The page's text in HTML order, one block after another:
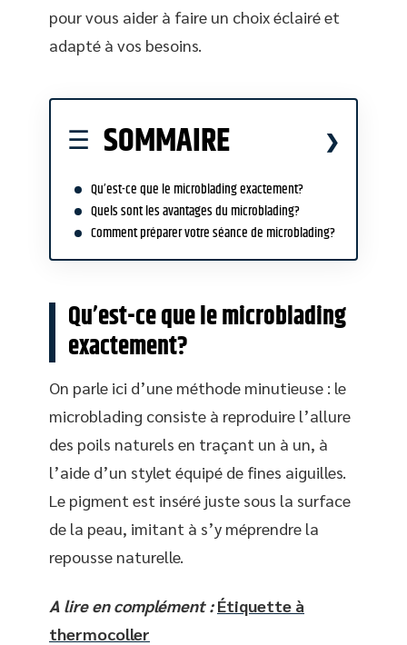
pour vous aider à faire un choix éclairé et
adapté à vos besoins.
SOMMAIRE
Qu’est-ce que le microblading exactement?
Quels sont les avantages du microblading?
Comment préparer votre séance de microblading?
Qu’est-ce que le microblading
exactement?
On parle ici d’une méthode minutieuse : le
microblading consiste à reproduire l’allure
des poils naturels en traçant un à un, à
l’aide d’un stylet équipé de fines aiguilles.
Le pigment est inséré juste sous la surface
de la peau, imitant à s’y méprendre la
repousse naturelle.
A lire en complément : Étiquette à
thermocoller